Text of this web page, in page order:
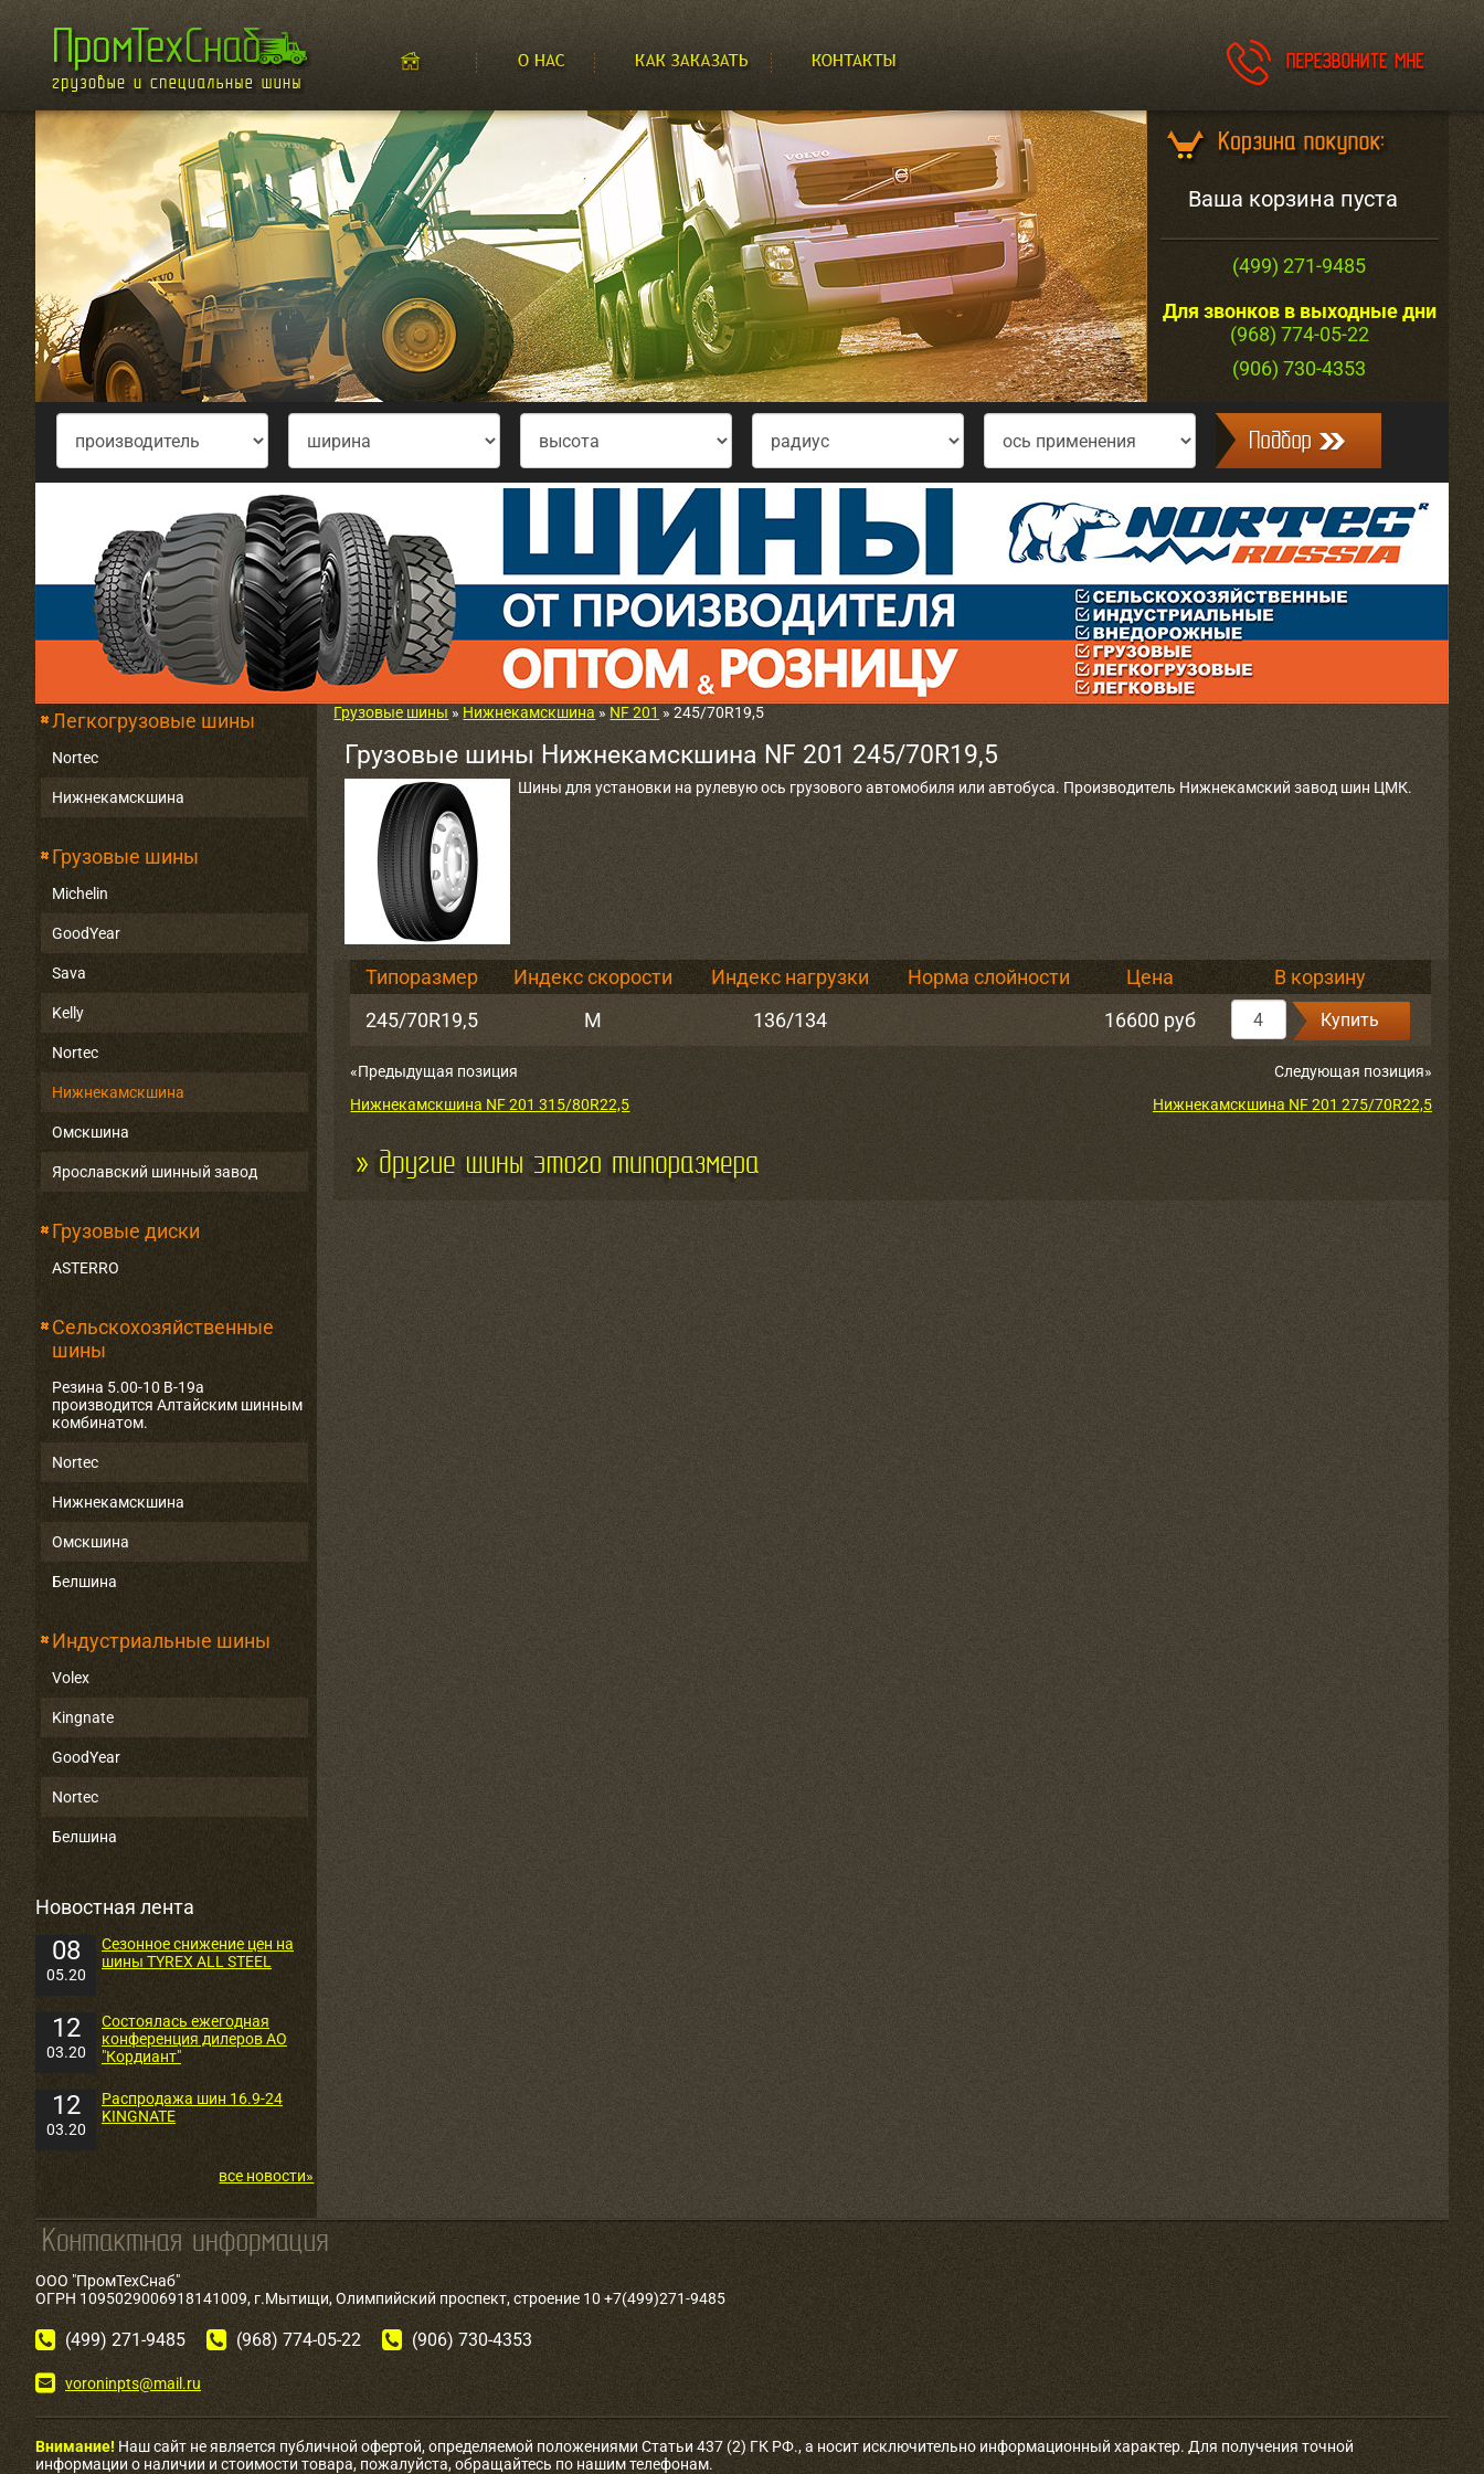
Ваша корзина пуста
(499) 271-9485
Для звонков в выходные дни
(968) 774-05-22
(906) 730-4353
Легкогрузовые шины
Nortec
Нижнекамскшина
Грузовые шины
Michelin
GoodYear
Sava
Kelly
Nortec
Нижнекамскшина
Омскшина
Ярославский шинный завод
Грузовые диски
ASTERRO
Сельскохозяйственные
шины
Резина 5.00-10 В-19а
производится Алтайским шинным
комбинатом.
Nortec
Нижнекамскшина
Омскшина
Белшина
Индустриальные шины
Volex
Kingnate
GoodYear
Nortec
Белшина
Новостная лента
08
05.20
Сезонное снижение цен на
шины TYREX ALL STEEL
12
03.20
Состоялась ежегодная
конференция дилеров АО
"Кордиант"
12
03.20
Распродажа шин 16.9-24
KINGNATE
все новости»
Грузовые шины » Нижнекамскшина » NF 201 » 245/70R19,5
Грузовые шины Нижнекамскшина NF 201 245/70R19,5
Шины для установки на рулевую ось грузового автомобиля или автобуса. Производитель Нижнекамский завод шин ЦМК.
Типоразмер Индекс скорости Индекс нагрузки Норма слойности Цена
В корзину
245/70R19,5
M 136/134 16600 руб Купить
«Предыдущая позиция
Нижнекамскшина NF 201 315/80R22,5
Следующая позиция»
Нижнекамскшина NF 201 275/70R22,5
ООО "ПромТехСнаб"
ОГРН 1095029006918141009, г.Мытищи, Олимпийский проспект, строение 10 +7(499)271-9485
(499) 271-9485 (968) 774-05-22 (906) 730-4353
voroninpts@mail.ru
Внимание! Наш сайт не является публичной офертой, определяемой положениями Статьи 437 (2) ГК РФ., а носит исключительно информационный характер. Для получения точной
информации о наличии и стоимости товара, пожалуйста, обращайтесь по нашим телефонам.